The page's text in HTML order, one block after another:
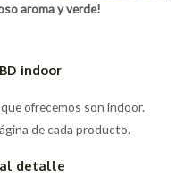
aroma y verde!
indoor
ofrecemos son indoor.
de cada producto.
al detalle